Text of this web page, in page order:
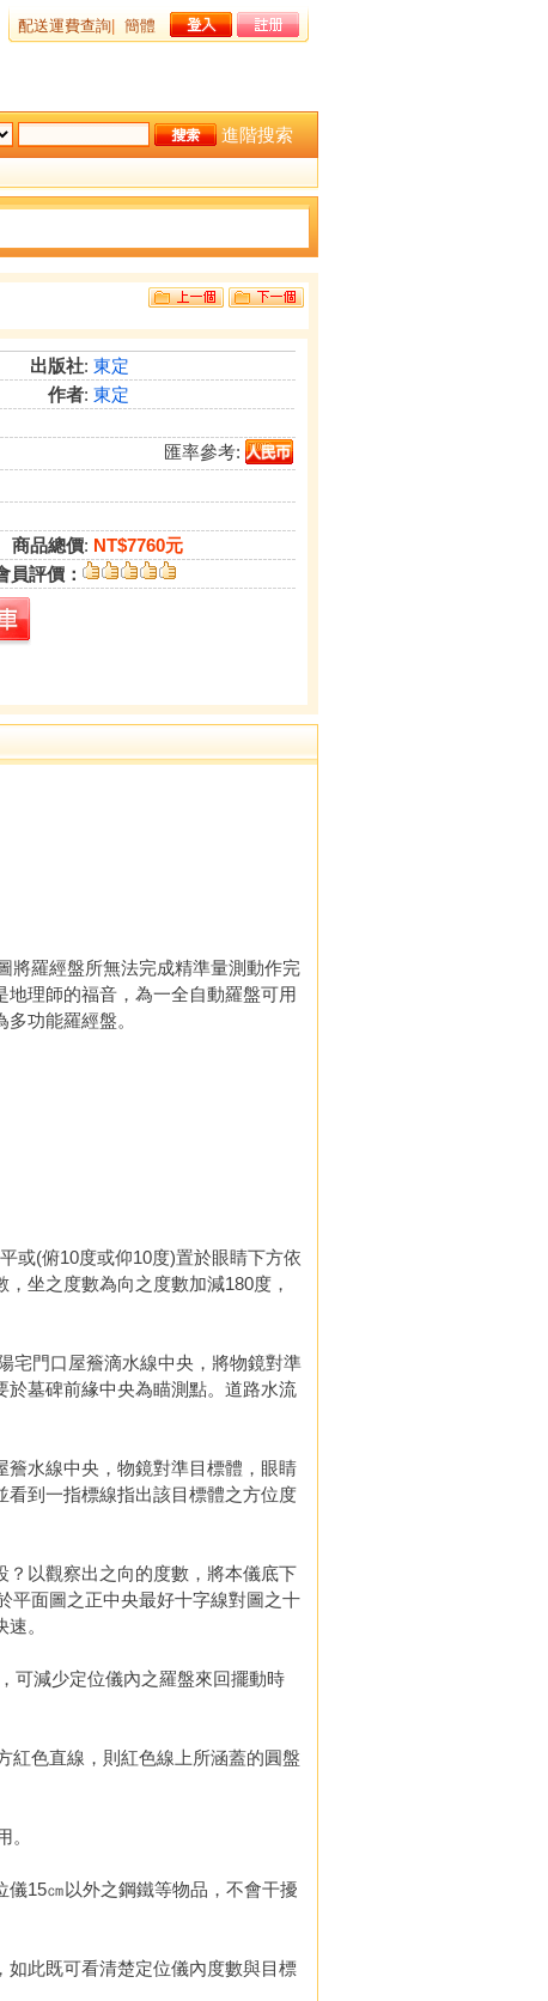
配送運費查詢 簡體
進階搜索
出版社: 東定
作者: 東定
匯率參考:
商品總價: NT$7760元
員評價：
羅經盤所無法完成精準量測動作完
理師的福音，為一全自動羅盤可用
功能羅經盤。
或(俯10度或仰10度)置於眼睛下方依
坐之度數為向之度數加減180度，
宅門口屋簷滴水線中央，將物鏡對準
墓碑前緣中央為瞄測點。道路水流
水線中央，物鏡對準目標體，眼睛
到一指標線指出該目標體之方位度
以觀察出之向的度數，將本儀底下
平面圖之正中央最好十字線對圖之十
。
可減少定位儀內之羅盤來回擺動時
紅色直線，則紅色線上所涵蓋的圓盤
15㎝以外之鋼鐵等物品，不會干擾
此既可看清楚定位儀內度數與目標